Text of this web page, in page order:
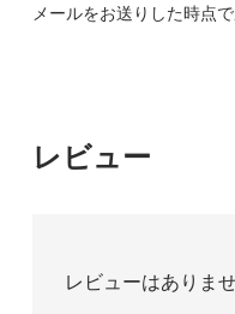
メールをお送りした時点
レビュー
レビューはありま